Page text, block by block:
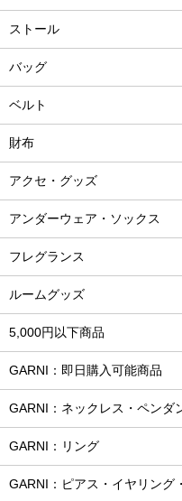
ストール
バッグ
ベルト
財布
アクセ・グッズ
アンダーウェア・ソックス
フレグランス
ルームグッズ
5,000円以下商品
GARNI：即日購入可能商品
GARNI：ネックレス・ペンダ
GARNI：リング
GARNI：ピアス・イヤリング